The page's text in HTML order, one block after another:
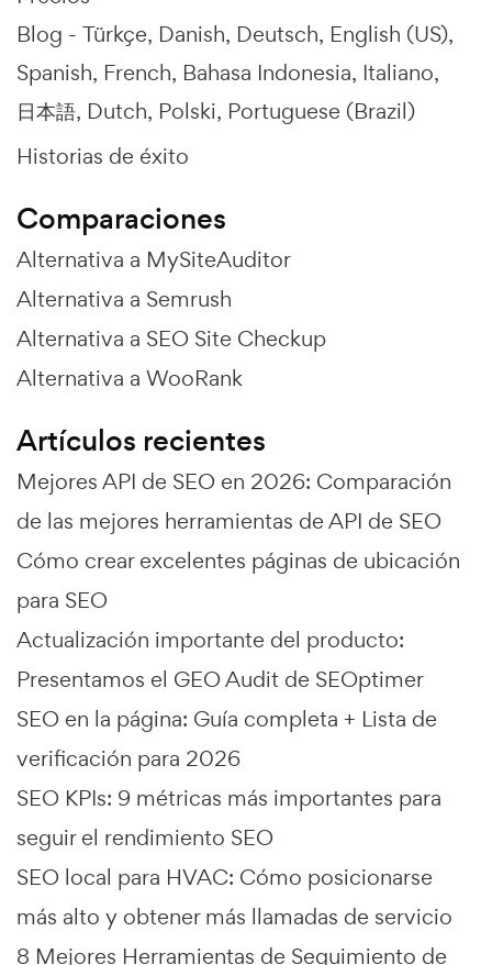
Blog - Türkçe Danish Deutsch English (US)
Spanish French Bahasa Indonesia Italiano
日本語 Dutch Polski Portuguese (Brazil)
Historias de éxito
Comparaciones
Alternativa a MySiteAuditor
Alternativa a Semrush
Alternativa a SEO Site Checkup
Alternativa a WooRank
Artículos recientes
Mejores API de SEO en 2026: Comparación
de las mejores herramientas de API de SEO
Cómo crear excelentes páginas de ubicación
para SEO
Actualización importante del producto:
Presentamos el GEO Audit de SEOptimer
SEO en la página: Guía completa + Lista de
verificación para 2026
SEO KPIs: 9 métricas más importantes para
seguir el rendimiento SEO
SEO local para HVAC: Cómo posicionarse
más alto y obtener más llamadas de servicio
8 Mejores Herramientas de Seguimiento de